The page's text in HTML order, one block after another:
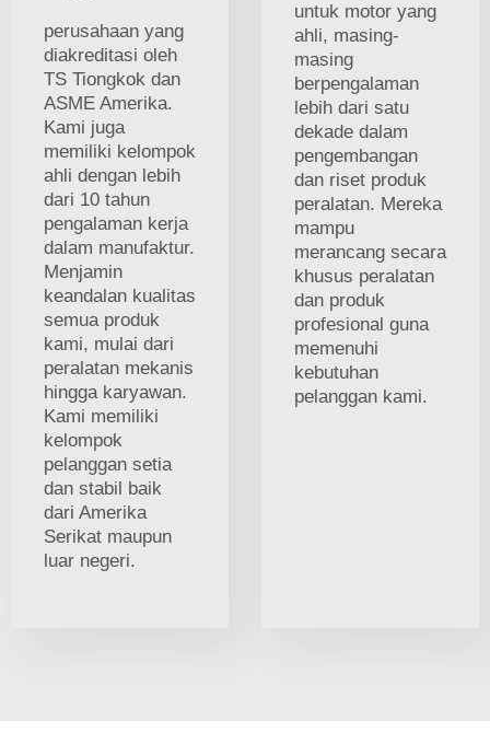
perusahaan yang
diakreditasi oleh
TS Tiongkok dan
ASME Amerika.
Kami juga
memiliki kelompok
ahli dengan lebih
dari 10 tahun
pengalaman kerja
dalam manufaktur.
Menjamin
keandalan kualitas
semua produk
kami, mulai dari
peralatan mekanis
hingga karyawan.
Kami memiliki
kelompok
pelanggan setia
dan stabil baik
dari Amerika
Serikat maupun
luar negeri.
untuk motor yang
ahli, masing-
masing
berpengalaman
lebih dari satu
dekade dalam
pengembangan
dan riset produk
peralatan. Mereka
mampu
merancang secara
khusus peralatan
dan produk
profesional guna
memenuhi
kebutuhan
pelanggan kami.